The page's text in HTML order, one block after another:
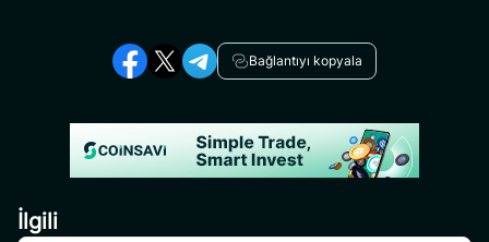
Bağlantıyı kopyala
İlgili